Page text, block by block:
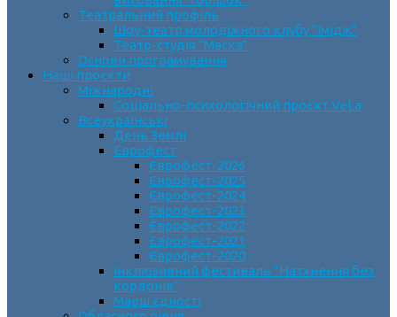
Театральний профіль
Шоу-театр молодіжного клубу “Імідж”
Театр-студія “Маска”
Основи програмування
Наші проєкти
Міжнародні
Соціально-психологічний проєкт VeLa
Всеукраїнські
День Землі
Єврофест
Єврофест-2026
Єврофест-2025
Єврофест-2024
Єврофест-2023
Єврофест-2022
Єврофест-2021
Єврофест-2020
Інклюзивний фестиваль “Натхнення без
кордонів”
Марш єдності